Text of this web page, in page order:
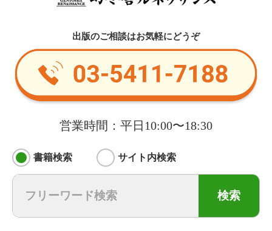
出版のご相談はお気軽にどうぞ
営業時間：平日10:00〜18:30
書籍検索 サイト内検索
検索